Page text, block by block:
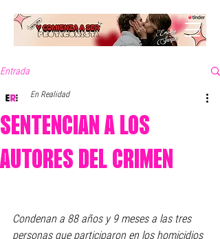
Entrada
SENTENCIAN A LOS
AUTORES DEL CRIMEN
En Realidad
Condenan a 88 años y 9 meses a las tres
personas que participaron en los homicidios